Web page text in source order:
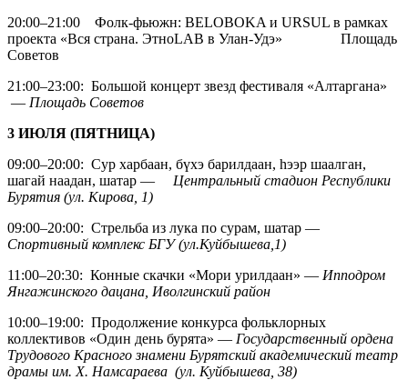
20:00–21:00 Фолк-фьюжн: BELOBOKA и URSUL в рамках
проекта «Вся страна. ЭтноLAB в Улан-Удэ» Площадь
Советов
21:00–23:00: Большой концерт звезд фестиваля «Алтаргана»
— Площадь Советов
3 ИЮЛЯ (ПЯТНИЦА)
09:00–20:00: Сур харбаан, бүхэ барилдаан, hээр шаалган,
шагай наадан, шатар — Центральный стадион Республики
Бурятия (ул. Кирова, 1)
09:00–20:00: Стрельба из лука по сурам, шатар —
Спортивный комплекс БГУ (ул.Куйбышева,1)
11:00–20:30: Конные скачки «Мори урилдаан» — Ипподром
Янгажинского дацана, Иволгинский район
10:00–19:00: Продолжение конкурса фольклорных
коллективов «Один день бурята» — Государственный ордена
Трудового Красного знамени Бурятский академический театр
драмы им. Х. Намсараева (ул. Куйбышева, 38)